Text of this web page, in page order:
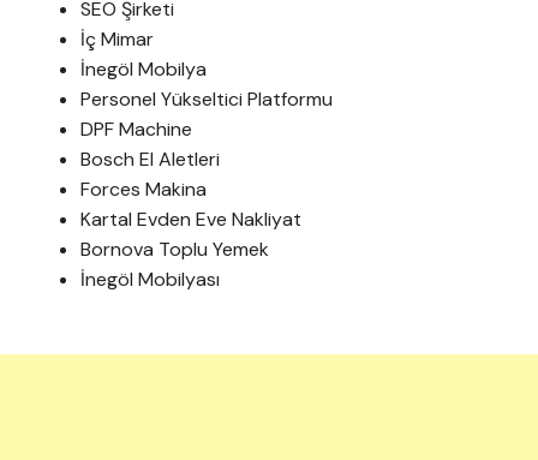
SEO Şirketi
İç Mimar
İnegöl Mobilya
Personel Yükseltici Platformu
DPF Machine
Bosch El Aletleri
Forces Makina
Kartal Evden Eve Nakliyat
Bornova Toplu Yemek
İnegöl Mobilyası